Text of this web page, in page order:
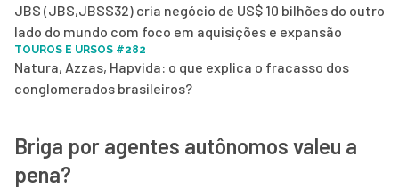
JBS (JBS,JBSS32) cria negócio de US$ 10 bilhões do outro
lado do mundo com foco em aquisições e expansão
TOUROS E URSOS #282
Natura, Azzas, Hapvida: o que explica o fracasso dos
conglomerados brasileiros?
Briga por agentes autônomos valeu a
pena?